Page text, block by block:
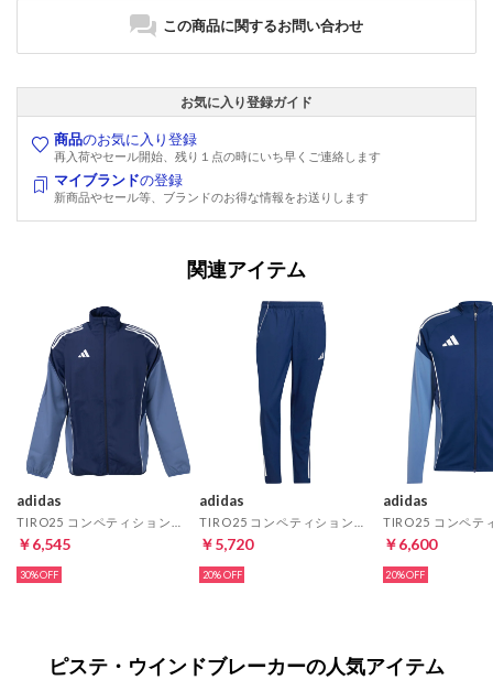
この商品に関するお問い合わせ
お気に入り登録ガイド
商品のお気に入り登録
再入荷やセール開始、残り１点の時にいち早くご連絡します
マイブランドの登録
新商品やセール等、ブランドのお得な情報をお送りします
関連アイテム
adidas
￥6,545
30%
adidas
￥5,720
20%
adidas
￥6,600
20%
ピステ・ウインドブレーカーの人気アイテム